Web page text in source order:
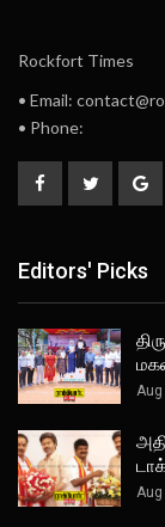
Rockfort Times
• Email:
• Phone:
Editors' Picks
Aug